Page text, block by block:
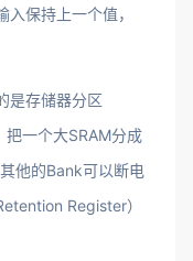
保持上一个值，
是存储器分区
把一个大SRAM分成
他的Bank可以断电
Register）